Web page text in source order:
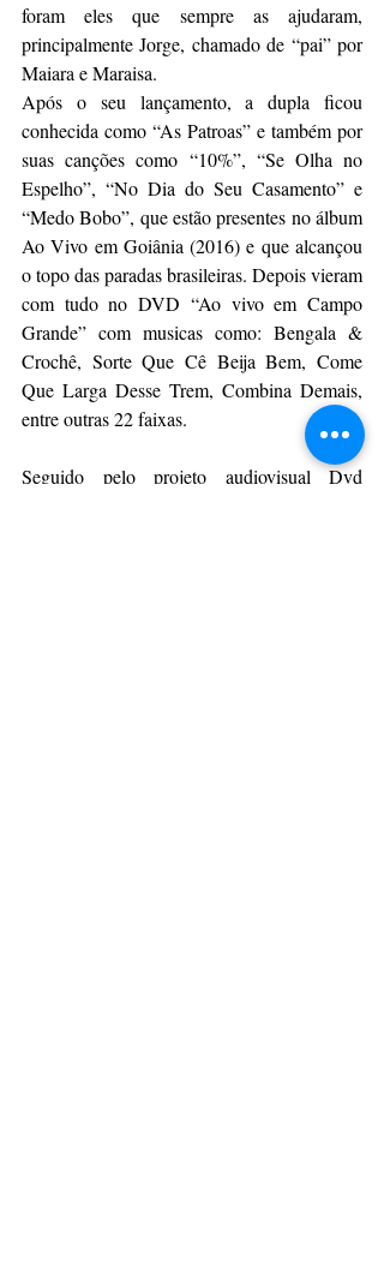
foram eles que sempre as ajudaram,
principalmente Jorge, chamado de “pai” por
Maiara e Maraisa.
Após o seu lançamento, a dupla ficou
conhecida como “As Patroas” e também por
suas canções como “10%”, “Se Olha no
Espelho”, “No Dia do Seu Casamento” e
“Medo Bobo”, que estão presentes no álbum
Ao Vivo em Goiânia (2016) e que alcançou
o topo das paradas brasileiras. Depois vieram
com tudo no DVD “Ao vivo em Campo
Grande” com musicas como: Bengala &
Crochê, Sorte Que Cê Beija Bem, Come
Que Larga Desse Trem, Combina Demais,
entre outras 22 faixas.
Seguido pelo projeto audiovisual Dvd